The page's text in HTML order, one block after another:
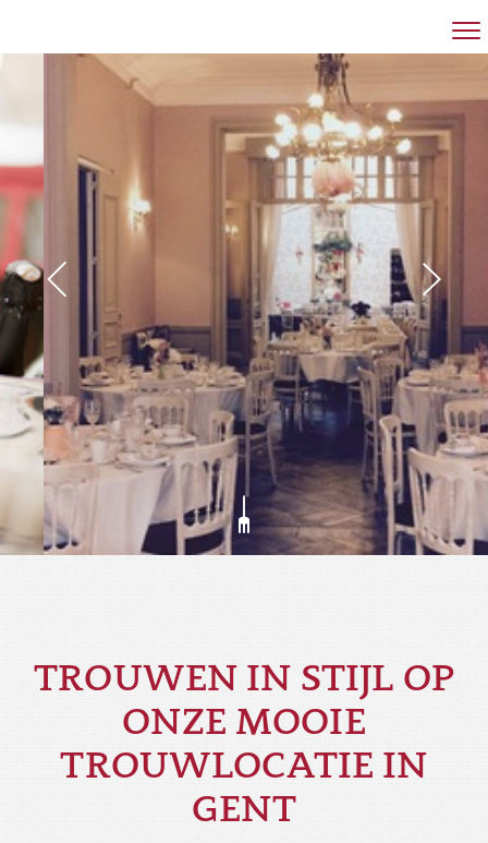
RESTAURANT
FEESTZAAL
VERGADERZAAL
GROEPEN
CONTACT
TROUWEN IN STIJL OP
ONZE MOOIE
TROUWLOCATIE IN
GENT